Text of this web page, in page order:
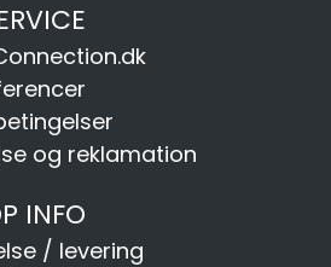
og reklamation
INFO
/ levering